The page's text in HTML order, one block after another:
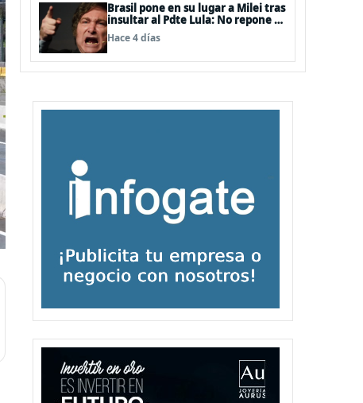
Brasil pone en su lugar a Milei tras
insultar al Pdte Lula: No repone al
embajador en BBSS y rebaja la
relación bilateral
Hace 4 días